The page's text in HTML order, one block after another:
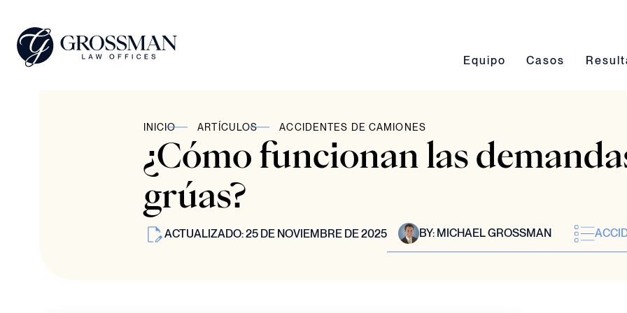
Conmutación del submenú
Equipo Conmutación del
Casos
INICIO ARTÍCULOS ACCIDENTES DE CAMIONES
¿Cómo funcionan las
grúas?
ACTUALIZADO: 25 DE NOVIEMBRE DE 2025 BY: MICHAEL GROSSMAN